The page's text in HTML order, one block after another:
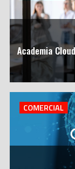
Academia Cloud
COMERCIAL